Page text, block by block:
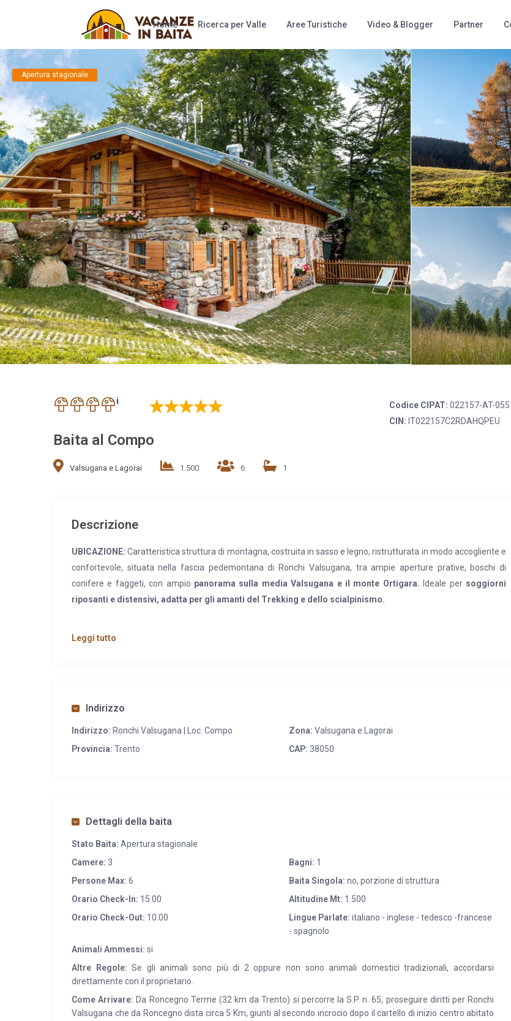
Home Ricerca per Valle Aree Turistiche Video & Blogger Partner
Apertura stagionale
i Codice CIPAT: 022157-AT-
CIN: IT022157C2RDAHQPEU
Baita al Compo
Valsugana e Lagorai 1.500 6 1
Descrizione
UBICAZIONE: Caratteristica struttura di montagna, costruita in sasso e legno, ristrutturata in modo accogliente e
confortevole, situata nella fascia pedemontana di Ronchi Valsugana, tra ampie aperture prative, boschi di
conifere e faggeti, con ampio panorama sulla media Valsugana e il monte Ortigara. Ideale per soggiorni
riposanti e distensivi, adatta per gli amanti del Trekking e dello scialpinismo.
due piani. Al piano terra ampio locale cucina/soggiorno con caminetto e stufa a legna, frigo è piccolo – tipo quello
11 km ufficio postale, banca, farmacia; a Borgo Valsugana 14 km ospedale, stazione ferroviaria, centro
commerciale e negozi di vario genere, impianti sportivi con piscina scoperta.
Leggi tutto
Indirizzo
Indirizzo: Ronchi Valsugana | Loc. Compo Zona: Valsugana e Lagorai
Provincia: Trento CAP: 38050
Dettagli della baita
Stato Baita: Apertura stagionale
Camere: 3 Bagni: 1
Persone Max: 6 Baita Singola: no, porzione di struttura
Orario Check-In: 15.00 Altitudine Mt: 1.500
Orario Check-Out: 10.00 Lingue Parlate: italiano - inglese - tedesco -francese
- spagnolo
Animali Ammessi: si
Altre Regole: Se gli animali sono più di 2 oppure non sono animali domestici tradizionali, accordarsi
direttamente con il proprietario.
Come Arrivare: Da Roncegno Terme (32 km da Trento) si percorre la S.P. n. 65, proseguire diritti per Ronchi
Valsugana che da Roncegno dista circa 5 Km, giunti al secondo incrocio dopo il cartello di inizio centro abitato